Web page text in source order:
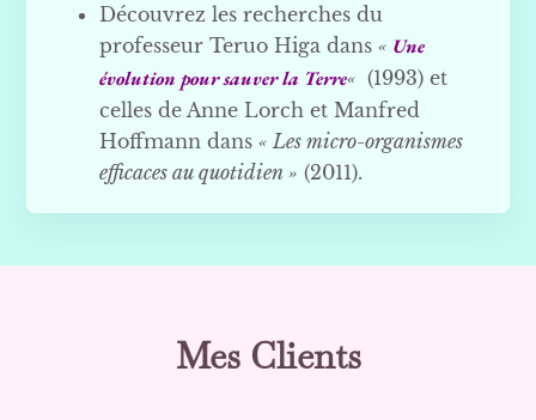
Découvrez les recherches du
professeur Teruo Higa dans« Une
évolution pour sauver la Terre« (1993) et
celles de Anne Lorch et Manfred
Hoffmann dans« Les micro-organismes
efficaces au quotidien » (2011).
Mes Clients